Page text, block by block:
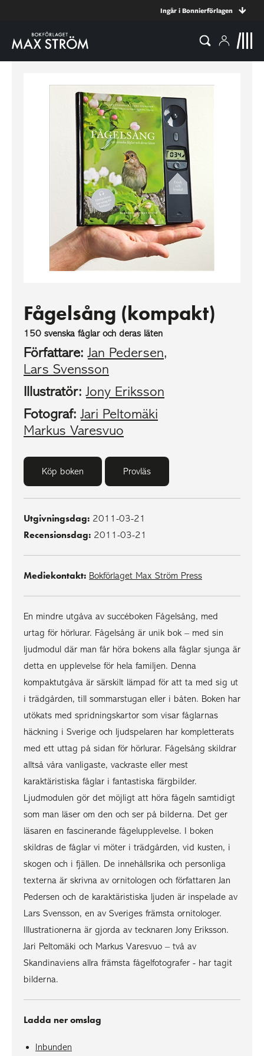
Ingår i Bonnierförlagen
Fågelsång (kompakt)
150 svenska fåglar och deras läten
Författare: Jan Pedersen,
Lars Svensson
Illustratör: Jony Eriksson
Fotograf: Jari Peltomäki
Markus Varesvuo
Köp boken Provläs
Utgivningsdag: 2011-03-21
Recensionsdag: 2011-03-21
Mediekontakt: Bokförlaget Max Ström Press
En mindre utgåva av succéboken Fågelsång, med
urtag för hörlurar. Fågelsång är unik bok – med sin
ljudmodul där man får höra bokens alla fåglar sjunga är
detta en upplevelse för hela familjen. Denna
kompaktutgåva är särskilt lämpad för att ta med sig ut
i trädgården, till sommarstugan eller i båten. Boken har
utökats med spridningskartor som visar fåglarnas
häckning i Sverige och ljudspelaren har kompletterats
med ett uttag på sidan för hörlurar. Fågelsång skildrar
alltså våra vanligaste, vackraste eller mest
karaktäristiska fåglar i fantastiska färgbilder.
Ljudmodulen gör det möjligt att höra fågeln samtidigt
som man läser om den och ser på bilderna. Det ger
läsaren en fascinerande fågelupplevelse. I boken
skildras de fåglar vi möter i trädgården, vid kusten, i
skogen och i fjällen. De innehållsrika och personliga
texterna är skrivna av ornitologen och författaren Jan
Pedersen och de karaktäristiska ljuden är inspelade av
Lars Svensson, en av Sveriges främsta ornitologer.
Illustrationerna är gjorda av tecknaren Jony Eriksson.
Jari Peltomäki och Markus Varesvuo – två av
Skandinaviens allra främsta fågelfotografer - har tagit
bilderna.
Ladda ner omslag
Inbunden